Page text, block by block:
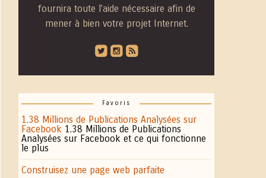
fournira toute l'aide nécessaire afin de
mener à bien votre projet Internet.
roundedtwitterbird roundedinstagram roundedblip
Favoris
1.38 Millions de Publications Analysées sur
Facebook 1.38 Millions de Publications
Analysées sur Facebook et ce qui fonctionne
le plus
Construisez une page web parfaite